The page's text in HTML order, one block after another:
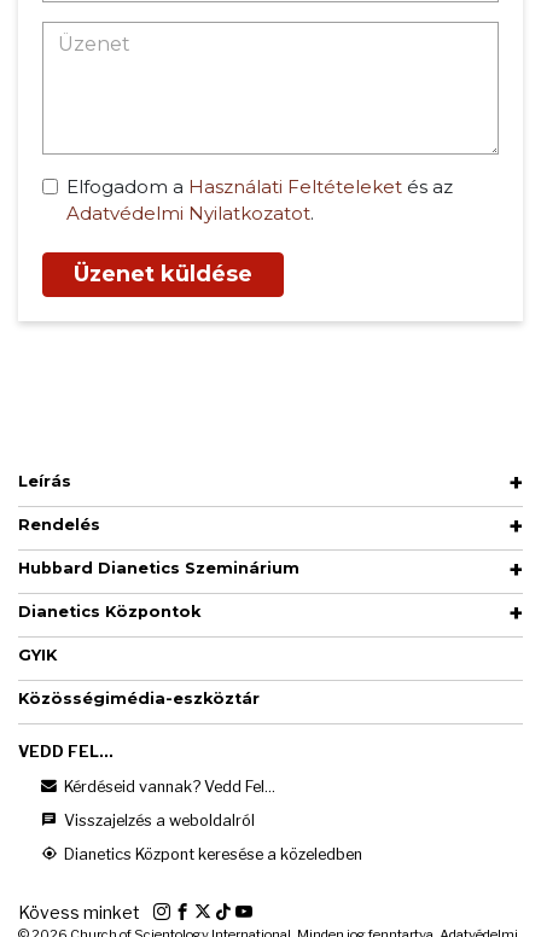
Elfogadom a Használati Feltételeket és az
Adatvédelmi Nyilatkozatot.
Üzenet küldése
Leírás
Rendelés
Hubbard Dianetics Szeminárium
Dianetics Központok
GYIK
Közösségimédia-eszköztár
VEDD FEL...
Kérdéseid vannak? Vedd Fel...
Visszajelzés a weboldalról
Dianetics Központ keresése a közeledben
Kövess minket